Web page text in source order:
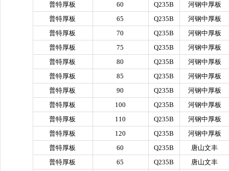
普特厚板
60 Q235B
河钢中厚板
普特厚板
65 Q235B
河钢中厚板
普特厚板
70 Q235B
河钢中厚板
普特厚板
75 Q235B
河钢中厚板
普特厚板
80 Q235B
河钢中厚板
普特厚板
85 Q235B
河钢中厚板
普特厚板
90 Q235B
河钢中厚板
普特厚板
100 Q235B
河钢中厚板
普特厚板
110 Q235B
河钢中厚板
普特厚板
120 Q235B
河钢中厚板
普特厚板
60 Q235B
唐山文丰
普特厚板
65 Q235B
唐山文丰